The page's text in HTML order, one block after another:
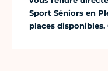
Sport Séniors en
places disponibles.